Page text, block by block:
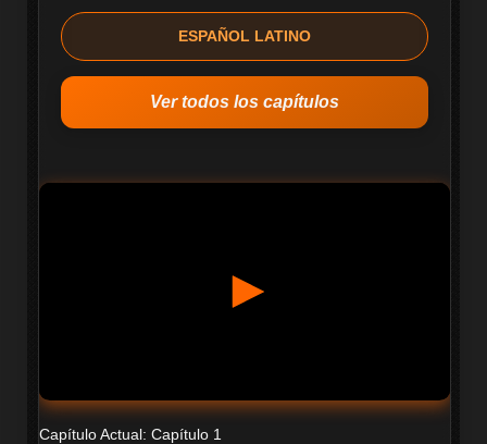
ESPAÑOL LATINO
Ver todos los capítulos
Capítulo Actual: Capítulo 1